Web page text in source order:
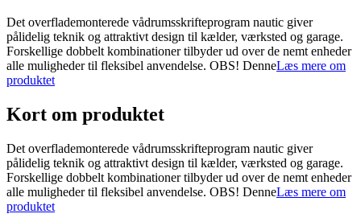
Det overflademonterede vådrumsskrifteprogram nautic giver
pålidelig teknik og attraktivt design til kælder, værksted og garage.
Forskellige dobbelt kombinationer tilbyder ud over de nemt enheder
alle muligheder til fleksibel anvendelse. OBS! DenneLæs mere om
produktet
Kort om produktet
Det overflademonterede vådrumsskrifteprogram nautic giver
pålidelig teknik og attraktivt design til kælder, værksted og garage.
Forskellige dobbelt kombinationer tilbyder ud over de nemt enheder
alle muligheder til fleksibel anvendelse. OBS! DenneLæs mere om
produktet